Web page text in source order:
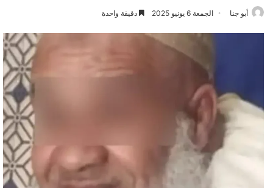
أبو جنا الجمعة 6 يونيو 2025 دقيقة واحدة